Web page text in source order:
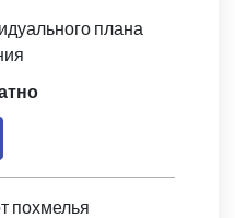
плана
похмелья